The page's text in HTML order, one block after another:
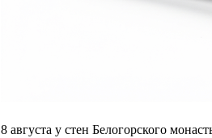
8 августа у стен Белогорского